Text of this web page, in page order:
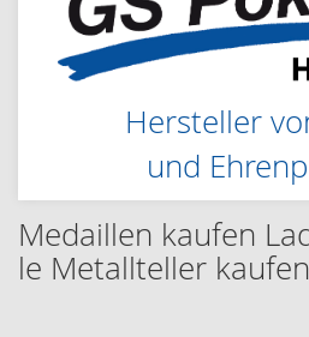
Hersteller
und
Medaillen kaufen
le Metallteller